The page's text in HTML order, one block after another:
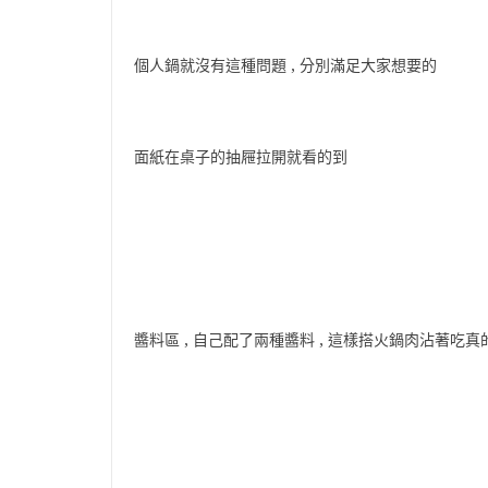
個人鍋就沒有這種問題 , 分別滿足大家想要的
面紙在桌子的抽屜拉開就看的到
醬料區 , 自己配了兩種醬料 , 這樣搭火鍋肉沾著吃真